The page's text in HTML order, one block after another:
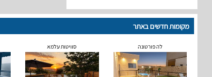
מקומות חדשים באתר
לה פורטונה סוויטות עלמא